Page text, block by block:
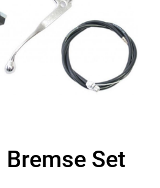
Set